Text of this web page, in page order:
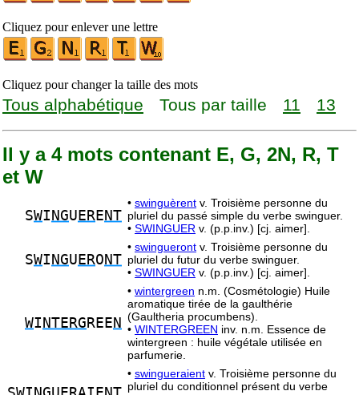
Cliquez pour enlever une lettre
Cliquez pour changer la taille des mots
Tous alphabétique Tous par taille 11 13
Il y a 4 mots contenant E, G, 2N, R, T
et W
SWI NGU ERE NT
• swinguèrent v. Troisième personne du
pluriel du passé simple du verbe swinguer.
• SWINGUER v. (p.p.inv.) [cj. aimer].
SWI NGU ERO NT
• swingueront v. Troisième personne du
pluriel du futur du verbe swinguer.
• SWINGUER v. (p.p.inv.) [cj. aimer].
WI NTERG REE N
• wintergreen n.m. (Cosmétologie) Huile
aromatique tirée de la gaulthérie
(Gaultheria procumbens).
• WINTERGREEN inv. n.m. Essence de
wintergreen : huile végétale utilisée en
parfumerie.
• swingueraient v. Troisième personne du
pluriel du conditionnel présent du verbe